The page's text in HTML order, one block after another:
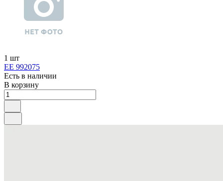
1 шт
ЕЕ 992075
Есть в наличии
В корзину